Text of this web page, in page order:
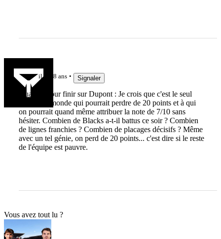
il y a 8 ans Signaler
Ouais et pour finir sur Dupont : Je crois que c'est le seul
joueur du monde qui pourrait perdre de 20 points et à qui
on pourrait quand même attribuer la note de 7/10 sans
hésiter. Combien de Blacks a-t-il battus ce soir ? Combien
de lignes franchies ? Combien de placages décisifs ? Même
avec un tel génie, on perd de 20 points... c'est dire si le reste
de l'équipe est pauvre.
Vous avez tout lu ?